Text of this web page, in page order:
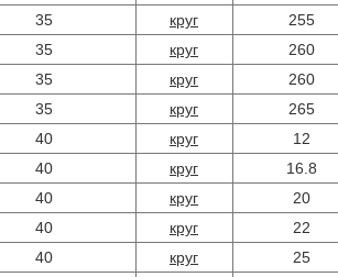
35 круг
255
35 круг
260
35 круг
260
35 круг
265
40 круг
12
40 круг
16.8
40 круг
20
40 круг
22
40 круг
25